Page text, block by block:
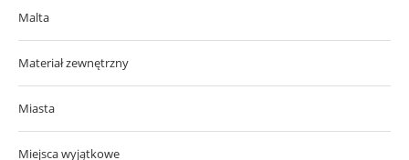
Malta
Materiał zewnętrzny
Miasta
Miejsca wyjątkowe